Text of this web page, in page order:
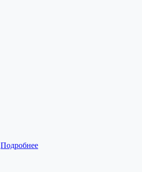
Подробнее